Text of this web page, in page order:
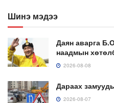
Шинэ мэдээ
Даян аварга
наадмын
2026-08-08
Дараах
2026-08-07